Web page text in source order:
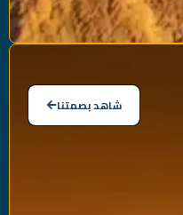
شاهد بصمتنا